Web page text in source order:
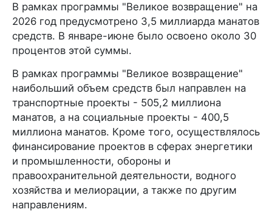
В рамках программы "Великое возвращение" на
2026 год предусмотрено 3,5 миллиарда манатов
средств. В январе-июне было освоено около 30
процентов этой суммы.
В рамках программы "Великое возвращение"
наибольший объем средств был направлен на
транспортные проекты - 505,2 миллиона
манатов, а на социальные проекты - 400,5
миллиона манатов. Кроме того, осуществлялось
финансирование проектов в сферах энергетики
и промышленности, обороны и
правоохранительной деятельности, водного
хозяйства и мелиорации, а также по другим
направлениям.